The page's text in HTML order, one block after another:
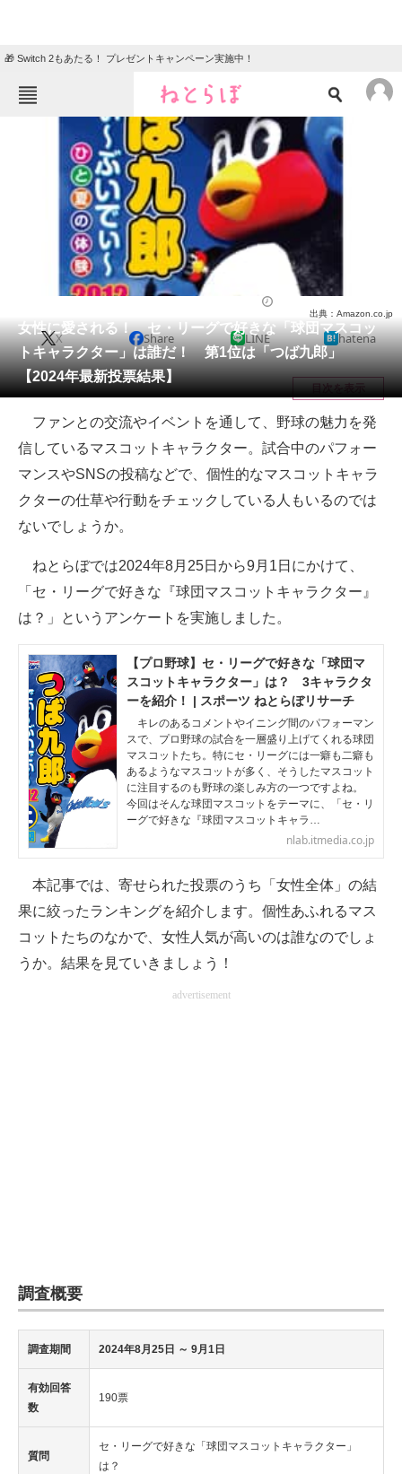
🎁 Switch 2もあたる！ プレゼントキャンペーン実施中！
ねとらぼメニュー
ニュース
クイズ
地域
教育・育児
会員記事
メディア
注目記事を集めた総合ページ
ITの今と未来を見通す
スマホと通信の最新トレンド
ビジネスと働き方のヒント
企業ITのトレンドを詳説
経営リーダーのコミュニティ
マーケ×ITの今がよく分かる
ITエンジニア向け専門サイト
企業向けIT製品の総合サイト
製造業のIT導入・活用を支援
モノづくり技術者専門サイト
女性に愛される！ セ・リーグで好きな「球団マスコッ
トキャラクター」は誰だ！ 第1位は「つば九郎」
【2024年最新投票結果】
出典：Amazon.co.jp
X Share LINE hatena
目次を表示
ファンとの交流やイベントを通して、野球の魅力を発
信しているマスコットキャラクター。試合中のパフォー
マンスやSNSの投稿などで、個性的なマスコットキャラ
クターの仕草や行動をチェックしている人もいるのでは
ないでしょうか。
ねとらぼでは2024年8月25日から9月1日にかけて、
「セ・リーグで好きな『球団マスコットキャラクター』
は？」というアンケートを実施しました。
【プロ野球】セ・リーグで好きな「球団マ
スコットキャラクター」は？ 3キャラクタ
ーを紹介！ | スポーツ ねとらぼリサーチ
キレのあるコメントやイニング間のパフォーマン
スで、プロ野球の試合を一層盛り上げてくれる球団
マスコットたち。特にセ・リーグには一癖も二癖も
あるようなマスコットが多く、そうしたマスコット
に注目するのも野球の楽しみ方の一つですよね。
今回はそんな球団マスコットをテーマに、「セ・リ
ーグで好きな『球団マスコットキャラ…
nlab.itmedia.co.jp
本記事では、寄せられた投票のうち「女性全体」の結
果に絞ったランキングを紹介します。個性あふれるマス
コットたちのなかで、女性人気が高いのは誰なのでしょ
うか。結果を見ていきましょう！
advertisement
調査概要
調査期間 2024年8月25日 ～ 9月1日
有効回答
数
190票
質問
セ・リーグで好きな「球団マスコットキャラクター」
は？